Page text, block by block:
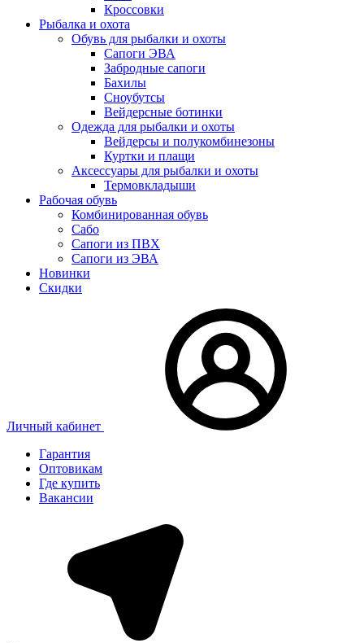
Кроссовки
Рыбалка и охота
Обувь для рыбалки и охоты
Сапоги ЭВА
Забродные сапоги
Бахилы
Сноубутсы
Вейдерсные ботинки
Одежда для рыбалки и охоты
Вейдерсы и полукомбинезоны
Куртки и плащи
Аксессуары для рыбалки и охоты
Термовкладыши
Рабочая обувь
Комбинированная обувь
Сабо
Сапоги из ПВХ
Сапоги из ЭВА
Новинки
Скидки
Личный кабинет
Гарантия
Оптовикам
Где купить
Вакансии